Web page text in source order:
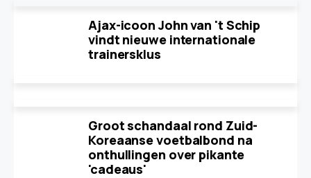
Ajax-icoon John van 't Schip
vindt nieuwe internationale
trainersklus
Groot schandaal rond Zuid-
Koreaanse voetbalbond na
onthullingen over pikante
'cadeaus'